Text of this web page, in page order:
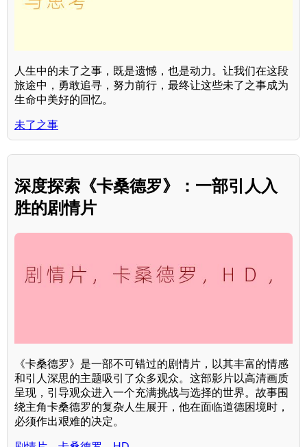
人生中的未了之事，既是遗憾，也是动力。让我们在这段
旅途中，勇敢追寻，努力前行，最终让这些未了之事成为
生命中美好的回忆。
未了之事
深度探索《卡桑德罗》：一部引人入
胜的剧情片
《卡桑德罗》是一部不可错过的剧情片，以其丰富的情感
和引人深思的主题吸引了众多观众。这部影片以高清画质
呈现，引导观众进入一个充满挑战与选择的世界。故事围
绕主角卡桑德罗的复杂人生展开，他在面临道德困境时，
必须作出艰难的决定。